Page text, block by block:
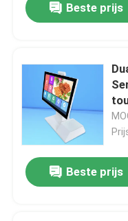
Beste prijs
Beste prijs